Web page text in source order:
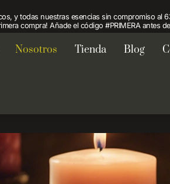
y todas nuestras esencias sin compromiso al
compra! Añade el código #PRIMERA antes
Nosotros Tienda Blog